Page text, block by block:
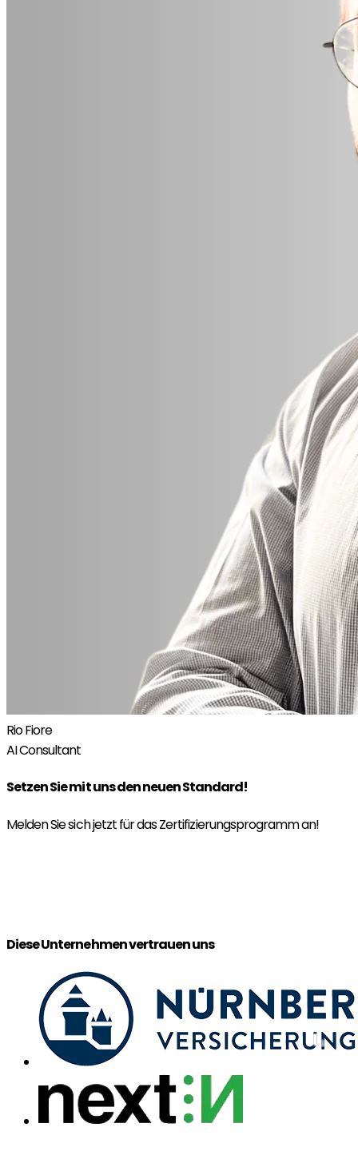
Rio Fiore
AI Consultant
Setzen Sie mit uns den neuen Standard!
Melden Sie sich jetzt für das Zertifizierungsprogramm an!
Diese Unternehmen vertrauen uns